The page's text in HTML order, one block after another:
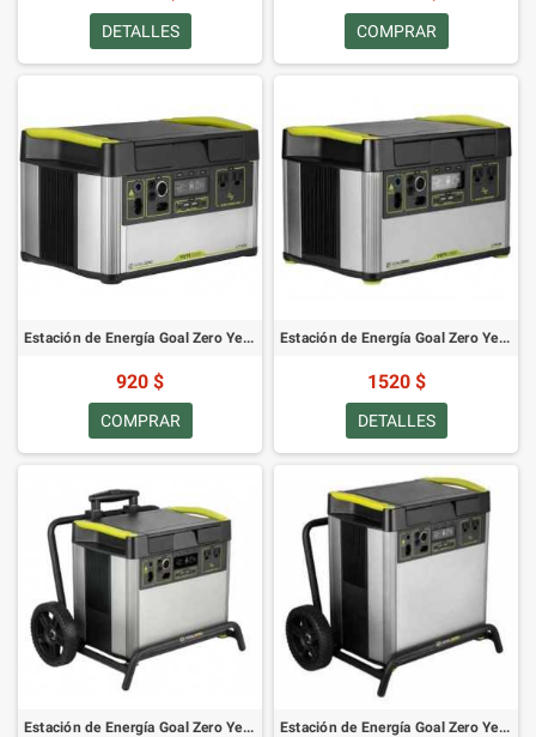
DETALLES COMPRAR
Estación de Energía Goal Zero Yeti 1000 X
920 $
COMPRAR
Estación de Energía Goal Zero Yeti 1500X
1520 $
DETALLES
Estación de Energía Goal Zero Yeti 3000X Estación de Energía Goal Zero Yeti 6000X